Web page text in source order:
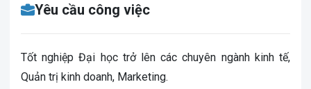
Yêu cầu công việc
Tốt nghiệp Đại học trở lên các chuyên ngành kinh tế,
Quản trị kinh doanh, Marketing.